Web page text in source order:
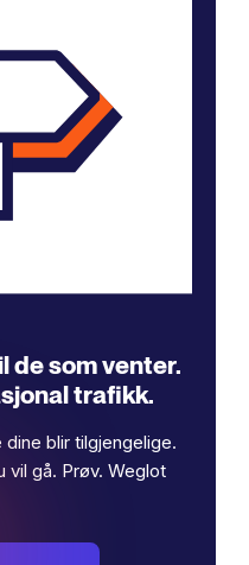
de som venter.
trafikk.
blir tilgjengelige.
vil gå. Prøv. Weglot